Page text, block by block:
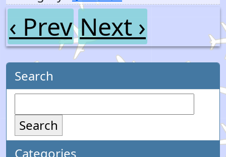
‹ Prev Next ›
Search
Search
Categories